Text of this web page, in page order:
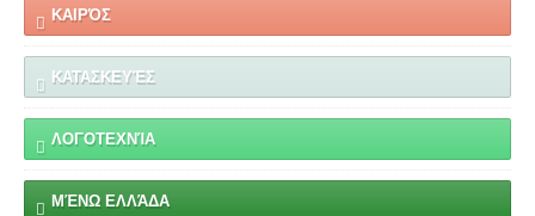
ΚΑΙΡΌΣ
ΚΑΤΑΣΚΕΥΈΣ
ΛΟΓΟΤΕΧΝΊΑ
ΜΈΝΩ ΕΛΛΆΔΑ